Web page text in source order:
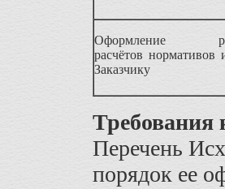
Оформление
расчётов нормативов
Заказчику
Требования
Перечень
порядок ее